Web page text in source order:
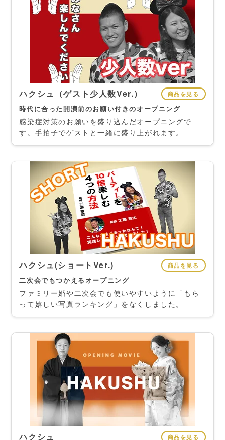
ハクシュ（ゲスト少人数Ver.） 商品を見る
時代に合った開演前のお願い付きのオープニング
感染症対策のお願いを盛り込んだオープニングで
す。手拍子でゲストと一緒に盛り上がれます。
ハクシュ(ショートVer.) 商品を見る
二次会でもつかえるオープニング
ファミリー婚や二次会でも使いやすいように「もら
って嬉しい写真ランキング」をなくしました。
ハクシュ 商品を見る